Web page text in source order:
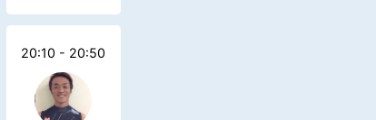
20:10 - 20:50